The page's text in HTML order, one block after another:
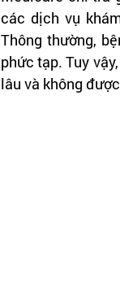
các dịch vụ
Thông thường,
phức tạp. Tuy
lâu và không